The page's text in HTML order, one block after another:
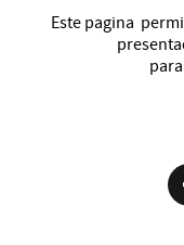
Este pagina